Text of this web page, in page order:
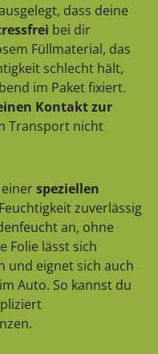
dass deine
bei dir
Füllmaterial, das
schlecht hält,
im Paket fixiert.
Kontakt zur
Transport nicht
speziellen
zuverlässig
an, ohne
Folie lässt sich
und eignet sich auch
Auto. So kannst du